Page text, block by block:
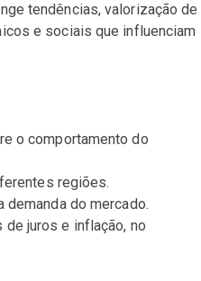
tendências, valorização de
e sociais que influenciam
o comportamento do
regiões.
demanda do mercado.
juros e inflação, no